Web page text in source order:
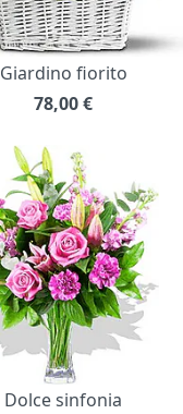
Giardino fiorito
78,00€
Dolce sinfonia